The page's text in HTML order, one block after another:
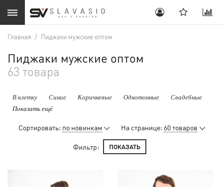
Главная / Пиджаки мужские оптом
Пиджаки мужские оптом
63 товара
В клетку Синие Коричневые Однотонные
Свадебные
Показать ещё
Сортировать: по новинкам На странице: 60 товаров
Фильтр: ПОКАЗАТЬ